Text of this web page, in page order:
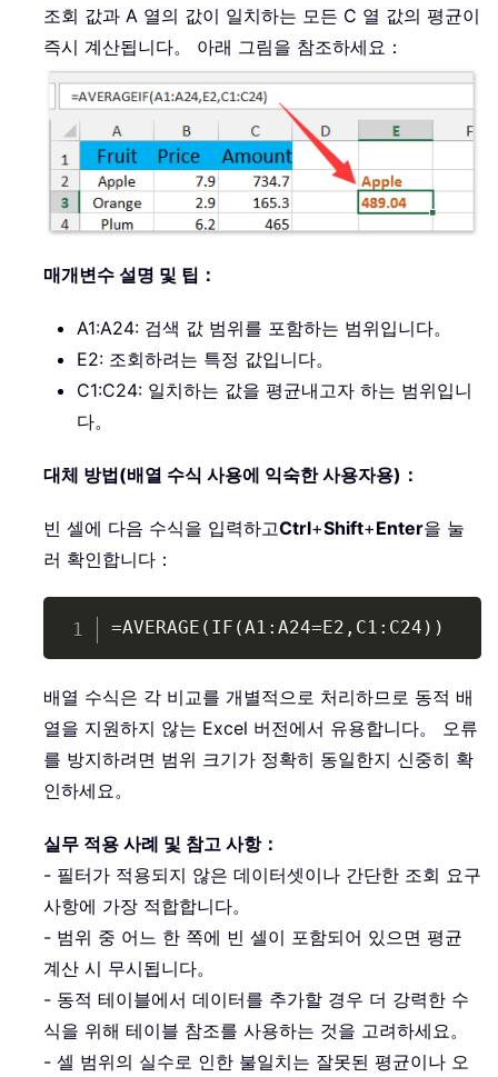
조회 값과 A 열의 값이 일치하는 모든 C 열 값의 평균이
즉시 계산됩니다。 아래 그림을 참조하세요：
매개변수 설명 및 팁：
A1:A24: 검색 값 범위를 포함하는 범위입니다。
E2: 조회하려는 특정 값입니다。
C1:C24: 일치하는 값을 평균내고자 하는 범위입니
다。
대체 방법(배열 수식 사용에 익숙한 사용자용)：
빈 셀에 다음 수식을 입력하고Ctrl+Shift+Enter을 눌
러 확인합니다：
=AVERAGE(IF(A1:A24=E2,C1:C24))
Copy
배열 수식은 각 비교를 개별적으로 처리하므로 동적 배
열을 지원하지 않는 Excel 버전에서 유용합니다。 오류
를 방지하려면 범위 크기가 정확히 동일한지 신중히 확
인하세요。
실무 적용 사례 및 참고 사항：
- 필터가 적용되지 않은 데이터셋이나 간단한 조회 요구
사항에 가장 적합합니다。
- 범위 중 어느 한 쪽에 빈 셀이 포함되어 있으면 평균
계산 시 무시됩니다。
- 동적 테이블에서 데이터를 추가할 경우 더 강력한 수
식을 위해 테이블 참조를 사용하는 것을 고려하세요。
- 셀 범위의 실수로 인한 불일치는 잘못된 평균이나 오